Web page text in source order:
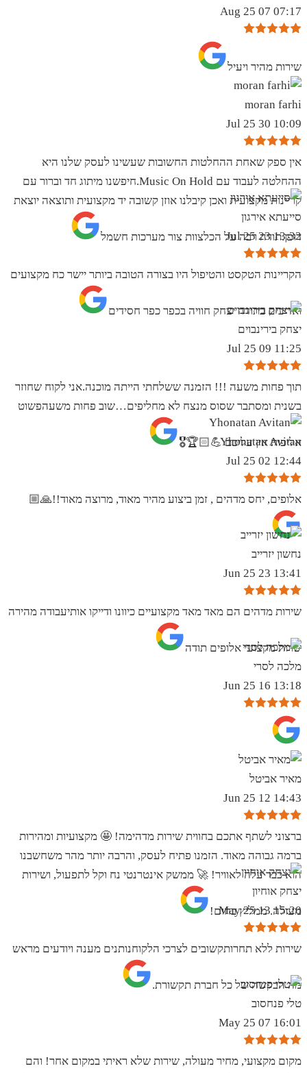
07:17 07 Aug 25
שירות מהיר ויעיל
moran farhi
10:09 30 Jul 25
אין ספק שאחת ההחלטות החשובות שעשינו לעסק שלנו היא
ההחלטה לעבוד עם Music On Hold.חיפשנו מיתוג חד וברור עם
קריינות מקצועית ואכן קיבלנו אוזן קשובה יד מקצועית ותוצאה יוצאת
דופן.תודה רבה על הכלצוות צור מערכות חשמל
סייעתא אירגון
13:32 23 Jul 25
הקריינות הטקסט והטיפול היו בצורה הטובה ביותר יישר כח מקצועים
ואדיבים בתודה יצחק חוויה בכפר כפר חסידים
יצחק בירינבוים
11:25 09 Jul 25
תוך פחות משעה !!! הזמנה ששלחתי הייתה מוכנה.אני לקוח שחוזר
בשנית ומסתבר שסוס מנצח לא מחליפים…שוב פחות משעהפשוט
אליפות אין עליכם 💪🏻🏆🎖
Yhonatan Avitan
12:44 02 Jul 25
אלופים, יחס מדהים , זמן ביצוע מהיר מאוד, מרוצה מאוד!!🙏🏼
נחשון יזרייב
13:41 23 Jun 25
שירות מדהים הם מאד מאד מקצועיים כיוונו ודייקו אותיעבודה מהירה
שרות מקצועי אלופים תודה
מלכה לסרי
13:18 16 Jun 25
מאיר אביטל
14:43 12 Jun 25
ברצוני לשתף אתכם בחווית שירות מדהימה! 🤩 מקצועיות ומהירות
ברמה גבוהה מאוד. הזמנו פתיח לעסק, והרבה יותר מהר משחשבנו
הוא כבר עלה לאוויר! 🚀 ממשק אינטרנטי נח וקל לתפעול, ושירות
מעולה. ממליץ בחום!
יצחק אוחיון
15:20 13 May 25
שירות ללא תחרותקשובים לצרכי הלקוחנותנים מענה ויודעים מראש
מה הבקשה של כל חברת תקשורת.
טלי פנחסוב
16:01 07 May 25
מקום מקצועי, מחיר מעולה, שירות שלא ראיתי במקום אחר! והם